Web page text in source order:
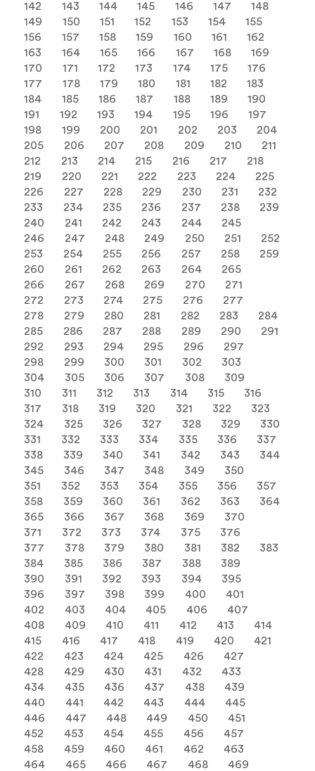
142
143 144 145 146 147
148
149
150 151 152 153 154
155
156
157 158 159 160 161
162
163
164 165 166 167 168
169
170
171 172 173 174 175
176
177
178 179 180 181 182
183
184
185 186 187 188 189
190
191
192 193 194 195 196
197
198
199 200 201 202 203
204
205
206 207 208 209 210
211
212
213 214 215 216 217
218
219
220 221 222 223 224
225
226
227 228 229 230 231
232
233
234 235 236 237 238
239
240
241 242 243 244
245
246
247 248 249 250 251
252
253
254 255 256 257 258
259
260
261 262 263 264
265
266
267 268 269 270
271
272
273 274 275 276
277
278
279 280 281 282 283
284
285
286 287 288 289 290
291
292
293 294 295 296
297
298
299 300 301 302
303
304
305 306 307 308
309
310
311 312 313 314 315
316
317
318 319 320 321 322
323
324
325 326 327 328 329
330
331
332 333 334 335 336
337
338
339 340 341 342 343
344
345
346 347 348 349
350
351
352 353 354 355 356
357
358
359 360 361 362 363
364
365
366 367 368 369
370
371
372 373 374 375
376
377
378 379 380 381 382
383
384
385 386 387 388
389
390
391 392 393 394
395
396
397 398 399 400
401
402
403 404 405 406
407
408
409 410 411 412 413
414
415
416 417 418 419 420
421
422
423 424 425 426
427
428
429 430 431 432
433
434
435 436 437 438
439
440
441 442 443 444
445
446
447 448 449 450
451
452
453 454 455 456
457
458
459 460 461 462
463
464
465 466 467 468 469